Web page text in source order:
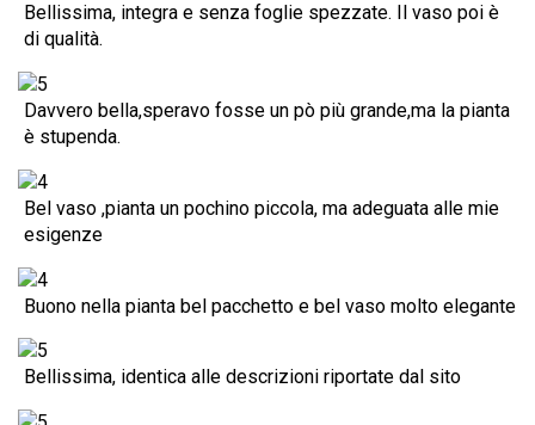
Bellissima, integra e senza foglie spezzate. Il vaso poi è
di qualità.
Davvero bella,speravo fosse un pò più grande,ma la pianta
è stupenda.
Bel vaso ,pianta un pochino piccola, ma adeguata alle mie
esigenze
Buono nella pianta bel pacchetto e bel vaso molto elegante
Bellissima, identica alle descrizioni riportate dal sito